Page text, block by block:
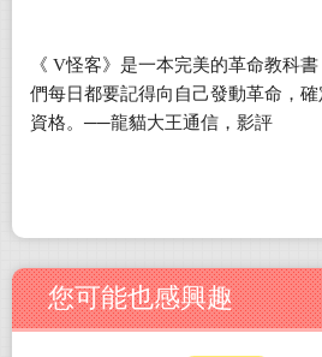
《 V怪客》是一本完美的革命教科
們每日都要記得向自己發動革命，
資格。 ──龍貓大王通信，影評
您可能也感興趣